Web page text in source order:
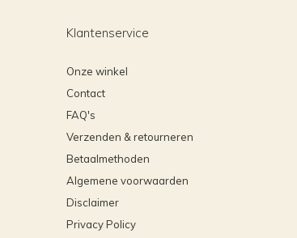
Klantenservice
Onze winkel
Contact
FAQ's
Verzenden & retourneren
Betaalmethoden
Algemene voorwaarden
Disclaimer
Privacy Policy